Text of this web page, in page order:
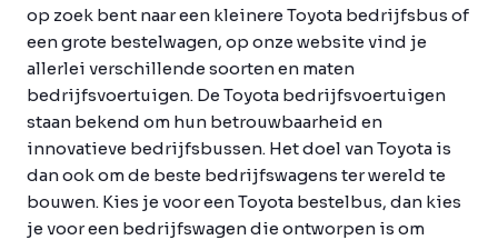
op zoek bent naar een kleinere Toyota bedrijfsbus of
een grote bestelwagen, op onze website vind je
allerlei verschillende soorten en maten
bedrijfsvoertuigen. De Toyota bedrijfsvoertuigen
staan bekend om hun betrouwbaarheid en
innovatieve bedrijfsbussen. Het doel van Toyota is
dan ook om de beste bedrijfswagens ter wereld te
bouwen. Kies je voor een Toyota bestelbus, dan kies
je voor een bedrijfswagen die ontworpen is om